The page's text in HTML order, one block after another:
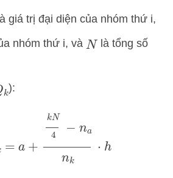
giá trị đại diện của nhóm thứ i,
nhóm thứ i, và N là tổng số
k):
N4−